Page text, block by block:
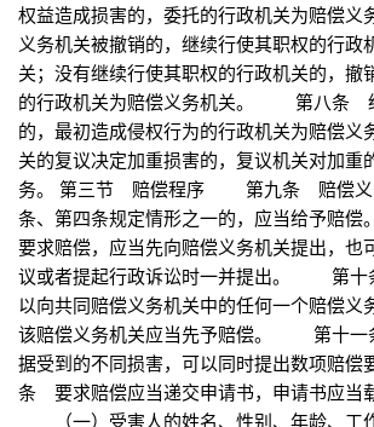
权益造成损害的，委托的行政机关为赔
义务机关被撤销的，继续行使其职权的行政
关；没有继续行使其职权的行政机关的，撤
的行政机关为赔偿义务机关。 第八条
的，最初造成侵权行为的行政机关为赔偿义
关的复议决定加重损害的，复议机关对加重
务。 第三节 赔偿程序 第九条 赔偿义
条、第四条规定情形之一的，应当给予
要求赔偿，应当先向赔偿义务机关提出，也
议或者提起行政诉讼时一并提出。 第
以向共同赔偿义务机关中的任何一个赔偿义
该赔偿义务机关应当先予赔偿。 第十一
据受到的不同损害，可以同时提出数项
条 要求赔偿应当递交申请书，申请书应当
（一）受害人的姓名、性别、年龄、工